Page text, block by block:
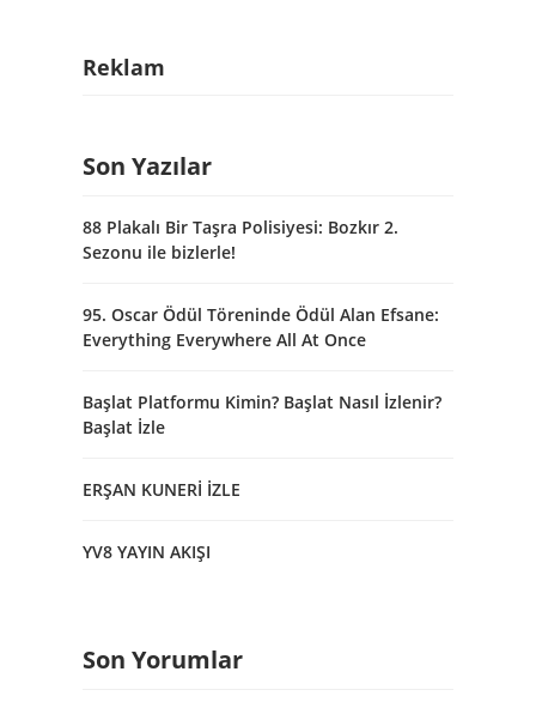
Reklam
Son Yazılar
88 Plakalı Bir Taşra Polisiyesi: Bozkır 2.
Sezonu ile bizlerle!
95. Oscar Ödül Töreninde Ödül Alan Efsane:
Everything Everywhere All At Once
Başlat Platformu Kimin? Başlat Nasıl İzlenir?
Başlat İzle
ERŞAN KUNERİ İZLE
YV8 YAYIN AKIŞI
Son Yorumlar